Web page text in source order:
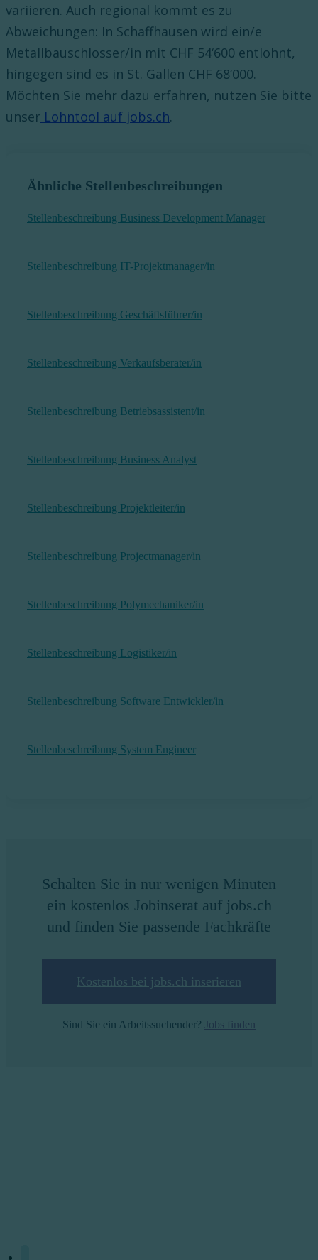
variieren. Auch regional kommt es zu
Abweichungen: In Schaffhausen wird ein/e
Metallbauschlosser/in mit CHF 54‘600 entlohnt,
hingegen sind es in St. Gallen CHF 68‘000.
Möchten Sie mehr dazu erfahren, nutzen Sie bitte
unser Lohntool auf jobs.ch.
Ähnliche Stellenbeschreibungen
Stellenbeschreibung Business Development Manager
Stellenbeschreibung IT-Projektmanager/in
Stellenbeschreibung Geschäftsführer/in
Stellenbeschreibung Verkaufsberater/in
Stellenbeschreibung Betriebsassistent/in
Stellenbeschreibung Business Analyst
Stellenbeschreibung Projektleiter/in
Stellenbeschreibung Projectmanager/in
Stellenbeschreibung Polymechaniker/in
Stellenbeschreibung Logistiker/in
Stellenbeschreibung Software Entwickler/in
Stellenbeschreibung System Engineer
Schalten Sie in nur wenigen Minuten
ein kostenlos Jobinserat auf jobs.ch
und finden Sie passende Fachkräfte
Kostenlos bei jobs.ch inserieren
Sind Sie ein Arbeitssuchender? Jobs finden